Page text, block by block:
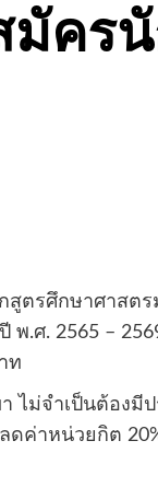
มัคร
ตรศึกษาศาส
พ.ศ. 2565 –
ท
ม่จำเป็นต้องมี
ดค่าหน่วยกิต